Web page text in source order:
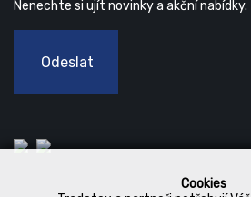
Cookies
Nenechte si ujít novinky a akční nabídky.
Odeslat